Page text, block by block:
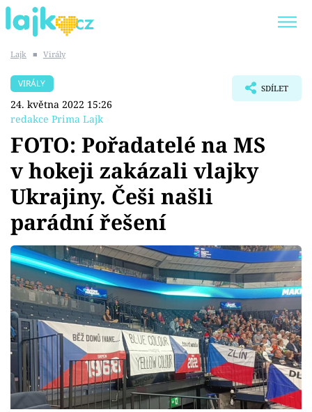
SHOPAHOLICADEL
Témata
Showbyznys
Youtubeři
Virály
Sex a vztahy
Videa
Sledujte prima+
Lajk ■ Virály
VIRÁLY
24. května 2022 15:26
redakce Prima Lajk
SDÍLET
FOTO: Pořadatelé na MS
v hokeji zakázali vlajky
Ukrajiny. Češi našli
parádní řešení